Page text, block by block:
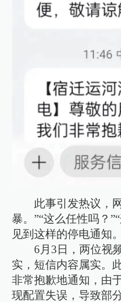
此事引发热议，
暴。”“这么任性吗？
见到这样的停电通知
6月3日，两位视
实，短信内容属实。
非常抱歉地通知，由
现配置失误，导致部